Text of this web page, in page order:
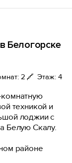
Белогорске
2 Этаж: 4
техникой и
лоджии с
Белую Скалу.
районе